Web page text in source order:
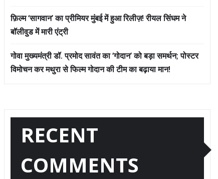
फ़िल्म ‘सागवान’ का प्रीमियर मुंबई में हुआ रिलीज़! रीयल सिंघम ने
बॉलीवुड में मारी एंट्री
गोवा मुख्यमंत्री डॉ. प्रमोद सावंत का ‘गोदान’ को बड़ा समर्थन; पोस्टर
विमोचन कर मथुरा से फिल्म गोदान की टीम का बढ़ाया मान!
RECENT
COMMENTS